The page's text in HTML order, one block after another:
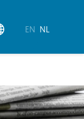
EN NL